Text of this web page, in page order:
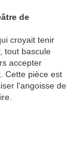
de
croyait tenir
tout bascule
accepter
Cette pièce est
l'angoisse de